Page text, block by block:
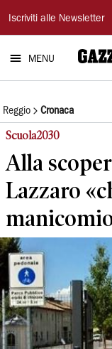
Gazzetta
di
Reggio
Iscriviti alle Newsletter
MENU
Reggio Cronaca
Scuola2030
Alla
Lazzaro